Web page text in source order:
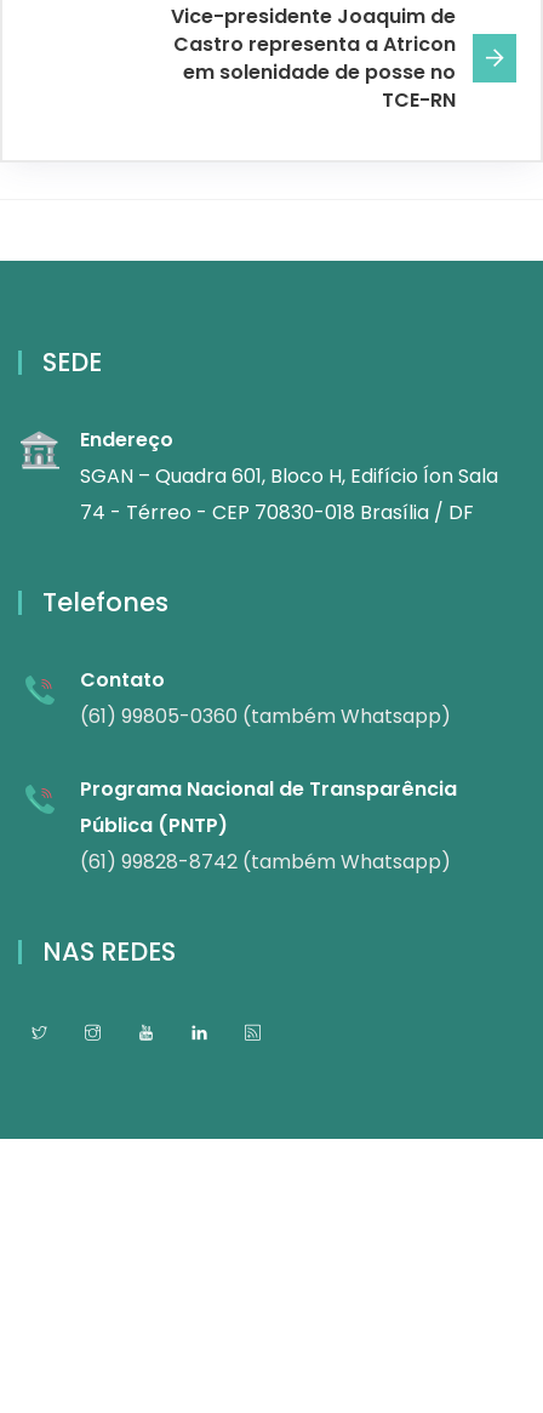
Vice-presidente Joaquim de
Castro representa a Atricon
em solenidade de posse no
TCE-RN
SEDE
Endereço
SGAN – Quadra 601, Bloco H, Edifício Íon Sala
74 - Térreo - CEP 70830-018 Brasília / DF
Telefones
Contato
(61) 99805-0360 (também Whatsapp)
Programa Nacional de Transparência
Pública (PNTP)
(61) 99828-8742 (também Whatsapp)
NAS REDES